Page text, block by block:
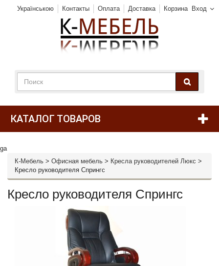
Вход
Українською Контакты Оплата Доставка Корзина
КАТАЛОГ ТОВАРОВ
ga
К-Мебель > Офисная мебель > Кресла руководителей Люкс >
Кресло руководителя Спрингс
Кресло руководителя Спрингс